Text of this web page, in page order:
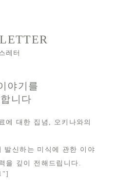
레터
야기를
니다
에 대한 집념, 오키나와의
발신하는 미식에 관한 이야
을 깊이 전해드립니다.